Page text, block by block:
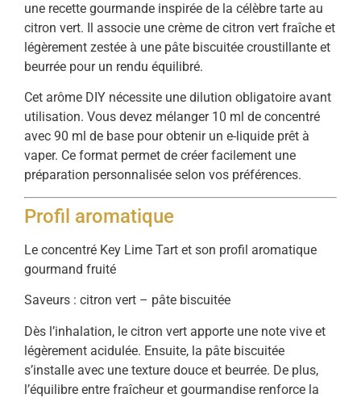
une recette gourmande inspirée de la célèbre tarte au
citron vert. Il associe une crème de citron vert fraîche et
légèrement zestée à une pâte biscuitée croustillante et
beurrée pour un rendu équilibré.
Cet arôme DIY nécessite une dilution obligatoire avant
utilisation. Vous devez mélanger 10 ml de concentré
avec 90 ml de base pour obtenir un e-liquide prêt à
vaper. Ce format permet de créer facilement une
préparation personnalisée selon vos préférences.
Profil aromatique
Le concentré Key Lime Tart et son profil aromatique
gourmand fruité
Saveurs : citron vert – pâte biscuitée
Dès l’inhalation, le citron vert apporte une note vive et
légèrement acidulée. Ensuite, la pâte biscuitée
s’installe avec une texture douce et beurrée. De plus,
l’équilibre entre fraîcheur et gourmandise renforce la